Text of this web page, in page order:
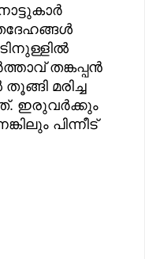
തങ്കപ്പൻ
മരിച്ച
ഇരുവർക്കും
പിന്നീട്